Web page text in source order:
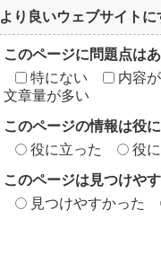
より良いウェブサイト
このページに問題点は
特にない
内容
文章量が多い
このページの情報は役
役に立った
役
このページは見つけや
見つけやすかった